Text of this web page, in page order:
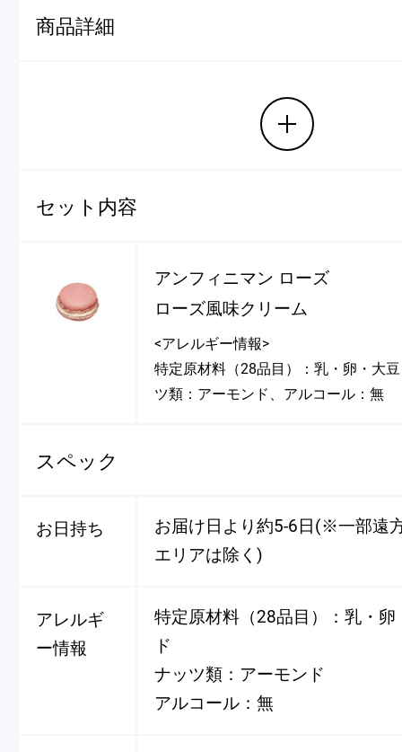
商品詳細
セット内容
アンフィニマン ローズ
ローズ風味クリーム
<アレルギー情報>
特定原材料（28品目）：乳・卵・大
ツ類：アーモンド、アルコール：無
スペック
お日持ち
お届け日より約5-6日(※一部遠
エリアは除く)
アレルギ
ー情報
特定原材料（28品目）：乳・
ド
ナッツ類：アーモンド
アルコール：無